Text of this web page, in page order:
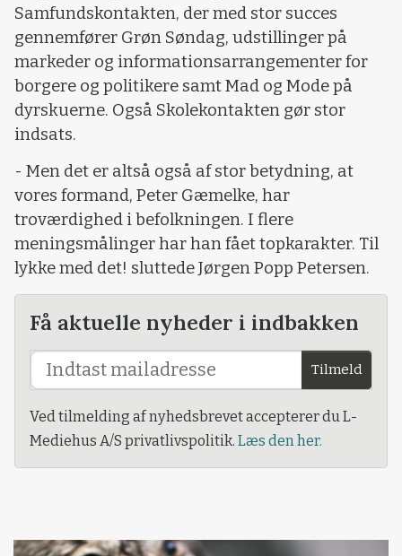
Samfundskontakten, der med stor succes
gennemfører Grøn Søndag, udstillinger på
markeder og informationsarrangementer for
borgere og politikere samt Mad og Mode på
dyrskuerne. Også Skolekontakten gør stor
indsats.
- Men det er altså også af stor betydning, at
vores formand, Peter Gæmelke, har
troværdighed i befolkningen. I flere
meningsmålinger har han fået topkarakter. Til
lykke med det! sluttede Jørgen Popp Petersen.
Få aktuelle nyheder i indbakken
Tilmeld
Ved tilmelding af nyhedsbrevet accepterer du L-
Mediehus A/S privatlivspolitik. Læs den her.